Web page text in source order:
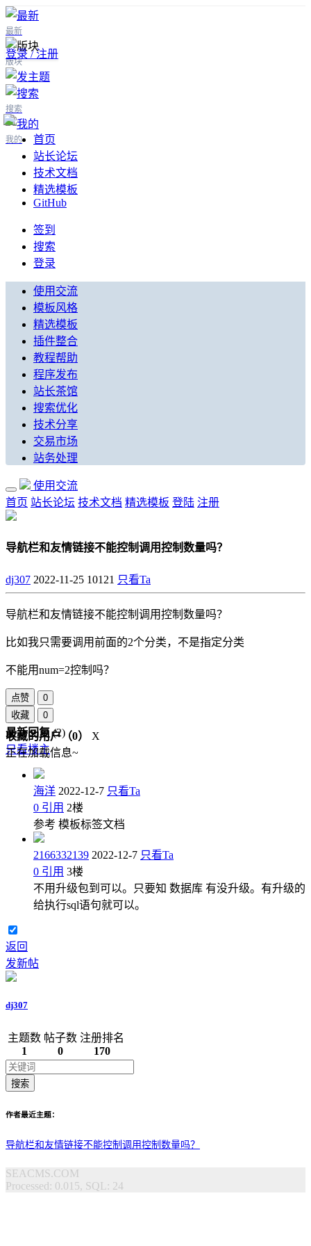
最新
版块
搜索
我的
登录 / 注册
首页
站长论坛
技术文档
精选模板
GitHub
签到
搜索
登录
使用交流
模板风格
精选模板
插件整合
教程帮助
程序发布
站长茶馆
搜索优化
技术分享
交易市场
站务处理
使用交流
首页 站长论坛 技术文档 精选模板 登陆 注册
导航栏和友情链接不能控制调用控制数量吗？
dj307 2022-11-25 10121 只看Ta
导航栏和友情链接不能控制调用控制数量吗？
比如我只需要调用前面的2个分类，不是指定分类
不能用num=2控制吗？
点赞
0
收藏
0
收藏的用户（0）
X
正在加载信息~
最新回复(2)
只看楼主
海洋 2022-12-7 只看Ta
0 引用 2楼
参考 模板标签文档
2166332139 2022-12-7 只看Ta
0 引用 3楼
不用升级包到可以。只要知 数据库 有没升级。有升级的
给执行sql语句就可以。
返回
发新帖
dj307
主题数
1
帖子数
0
注册排名
170
搜索
作者最近主题：
导航栏和友情链接不能控制调用控制数量吗？
SEACMS.COM
Processed: 0.015, SQL: 24